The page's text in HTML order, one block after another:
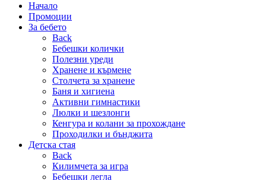
Начало
Промоции
За бебето
Back
Бебешки колички
Полезни уреди
Хранене и кърмене
Столчета за хранене
Баня и хигиена
Активни гимнастики
Люлки и шезлонги
Кенгура и колани за прохождане
Проходилки и бънджита
Детска стая
Back
Килимчета за игра
Бебешки легла